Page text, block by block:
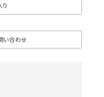
い合わせ